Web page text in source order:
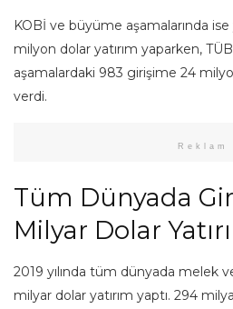
KOBİ ve büyüme aşamalarında ise
milyon dolar yatırım yaparken,
aşamalardaki 983 girişime 24
verdi.
Reklam
Tüm Dünyada
Milyar Dolar
2019 yılında tüm dünyada melek
milyar dolar yatırım yaptı. 294